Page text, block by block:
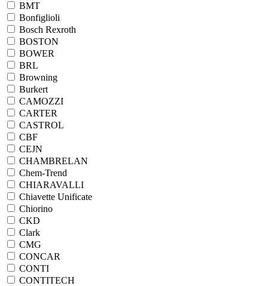
BMT
Bonfiglioli
Bosch Rexroth
BOSTON
BOWER
BRL
Browning
Burkert
CAMOZZI
CARTER
CASTROL
CBF
CEJN
CHAMBRELAN
Chem-Trend
CHIARAVALLI
Chiavette Unificate
Chiorino
CKD
Clark
CMG
CONCAR
CONTI
CONTITECH